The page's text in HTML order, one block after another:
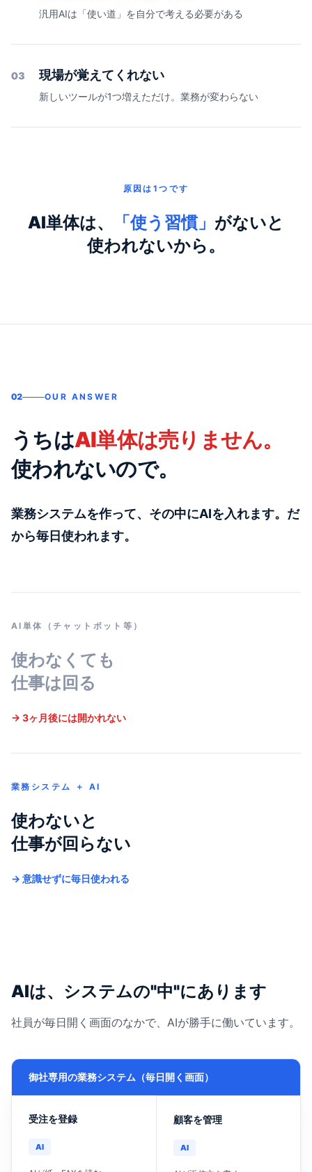
汎用AIは「使い道」を自分で考える必要がある
03 現場が覚えてくれない
新しいツールが1つ増えただけ。業務が変わらない
原因は1つです
AI単体は、 「使う習慣」 がないと
使われないから。
02 OUR ANSWER
うちはAI単体は売りません。
使われないので。
業務システムを作って、その中にAIを入れます。だ
から毎日使われます。
AI単体（チャットボット等）
使わなくても
仕事は回る
→ 3ヶ月後には開かれない
業務システム ＋ AI
使わないと
仕事が回らない
→ 意識せずに毎日使われる
AIは、システムの"中"にあります
社員が毎日開く画面のなかで、AIが勝手に働いています。
御社専用の業務システム（毎日開く画面）
受注を登録
AI
顧客を管理
AI